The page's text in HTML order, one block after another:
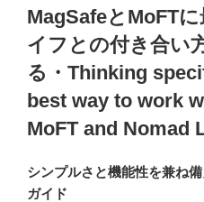
稿
日:
MagSafeとMoFT
イフとの付き合い
る・Thinking
best way to work
MoFT and Nomad
シンプルさと機能性を兼ね
ガイド